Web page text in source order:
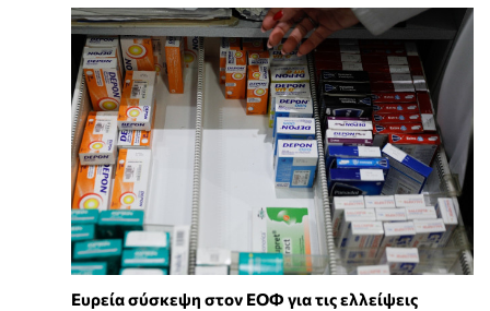
Ευρεία σύσκεψη στον ΕΟΦ για τις ελλείψεις